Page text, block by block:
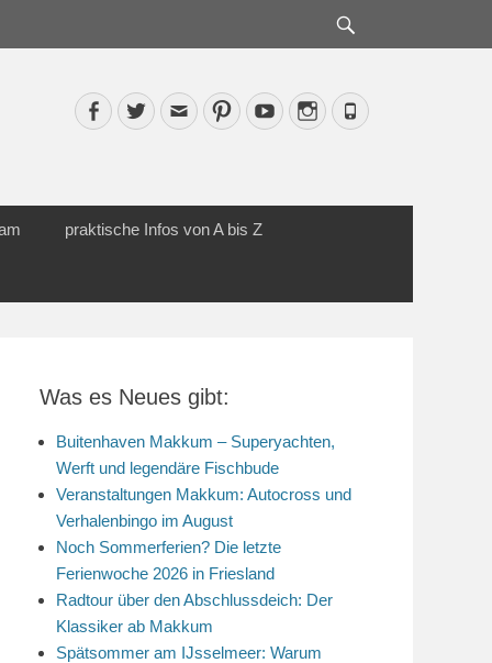
Facebook
TwitterEmailPinterestYouTubeInstagram
Phone
praktische Infos von A bis Z
Was es Neues gibt:
Buitenhaven Makkum – Superyachten,
Werft und legendäre Fischbude
Veranstaltungen Makkum: Autocross und
Verhalenbingo im August
Noch Sommerferien? Die letzte
Ferienwoche 2026 in Friesland
Radtour über den Abschlussdeich: Der
Klassiker ab Makkum
Spätsommer am IJsselmeer: Warum